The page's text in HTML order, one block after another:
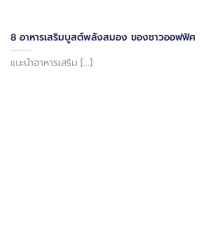
8 อาหารเสริมบูสต์พลังสมอง ของชาวออฟฟิศ
แนะนำอาหารเสริม [...]